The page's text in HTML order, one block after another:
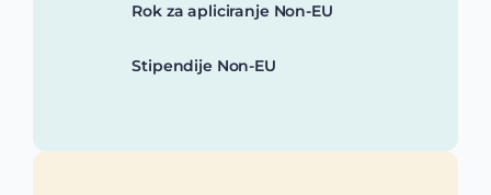
Rok za apliciranje Non-EU
Stipendije Non-EU